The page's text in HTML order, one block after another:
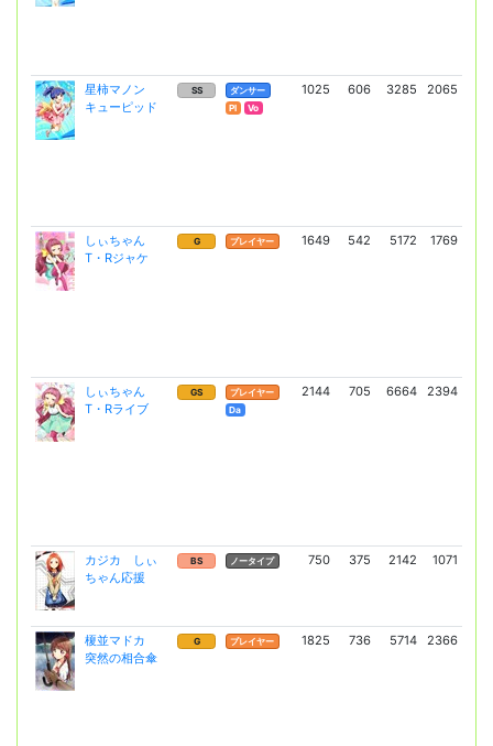
星柿マノン
キューピッド
SS
ダンサー
Pl
Vo
1025 606 3285 2065
しぃちゃん
T・Rジャケ
G プレイヤー 1649 542 5172 1769
しぃちゃん
T・Rライブ
GS
プレイヤー
Da
2144 705 6664 2394
カジカ しぃ
ちゃん応援
BS ノータイプ 750 375 2142 1071
榎並マドカ
突然の相合傘
G プレイヤー 1825 736 5714 2366